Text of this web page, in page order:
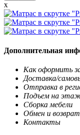
x
Дополнительная
Как оформить
Доставка/
Отправка в
Подъем на
Сборка мебели
Обмен и возврат
Контакты